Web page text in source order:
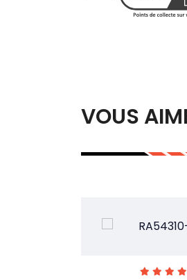
VOUS